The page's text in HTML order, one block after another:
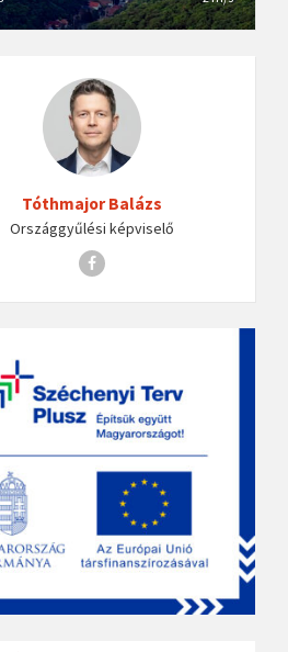
Tóthmajor Balázs
Országgyűlési képviselő
Facebook